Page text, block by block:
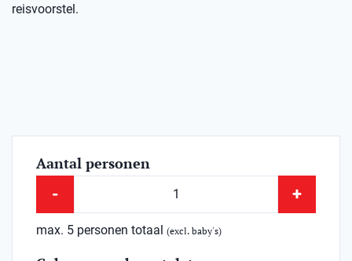
reisvoorstel.
Aantal personen
- +
max. 5 personen totaal (excl. baby's)